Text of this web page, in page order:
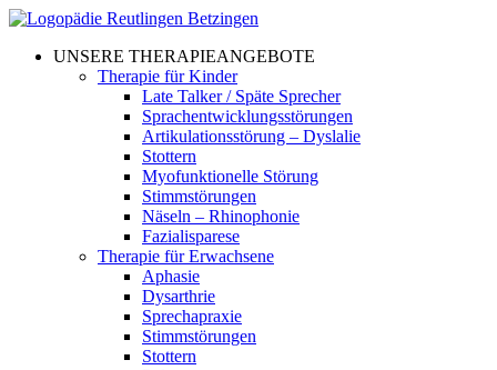
UNSERE THERAPIEANGEBOTE
Therapie für Kinder
Late Talker / Späte Sprecher
Sprachentwicklungsstörungen
Artikulationsstörung – Dyslalie
Stottern
Myofunktionelle Störung
Stimmstörungen
Näseln – Rhinophonie
Fazialisparese
Therapie für Erwachsene
Aphasie
Dysarthrie
Sprechapraxie
Stimmstörungen
Stottern